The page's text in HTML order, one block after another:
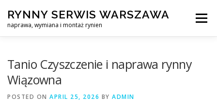
content
RYNNY SERWIS WARSZAWA
naprawa, wymiana i montaż rynien
Menu
Tanio Czyszczenie i naprawa rynny
Wiązowna
POSTED ON APRIL 25, 2026 BY ADMIN